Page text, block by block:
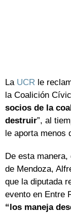
La UCR le
la Coalición
socios de la
destruir”, al
le aporta menos
De esta
de Mendoza,
que la diputada
evento en Entre
“los maneja